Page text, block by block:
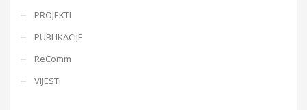
PROJEKTI
PUBLIKACIJE
ReComm
VIJESTI